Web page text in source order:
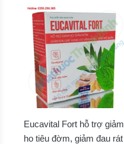
Eucavital Fort hỗ trợ giảm
ho tiêu đờm, giảm đau rát